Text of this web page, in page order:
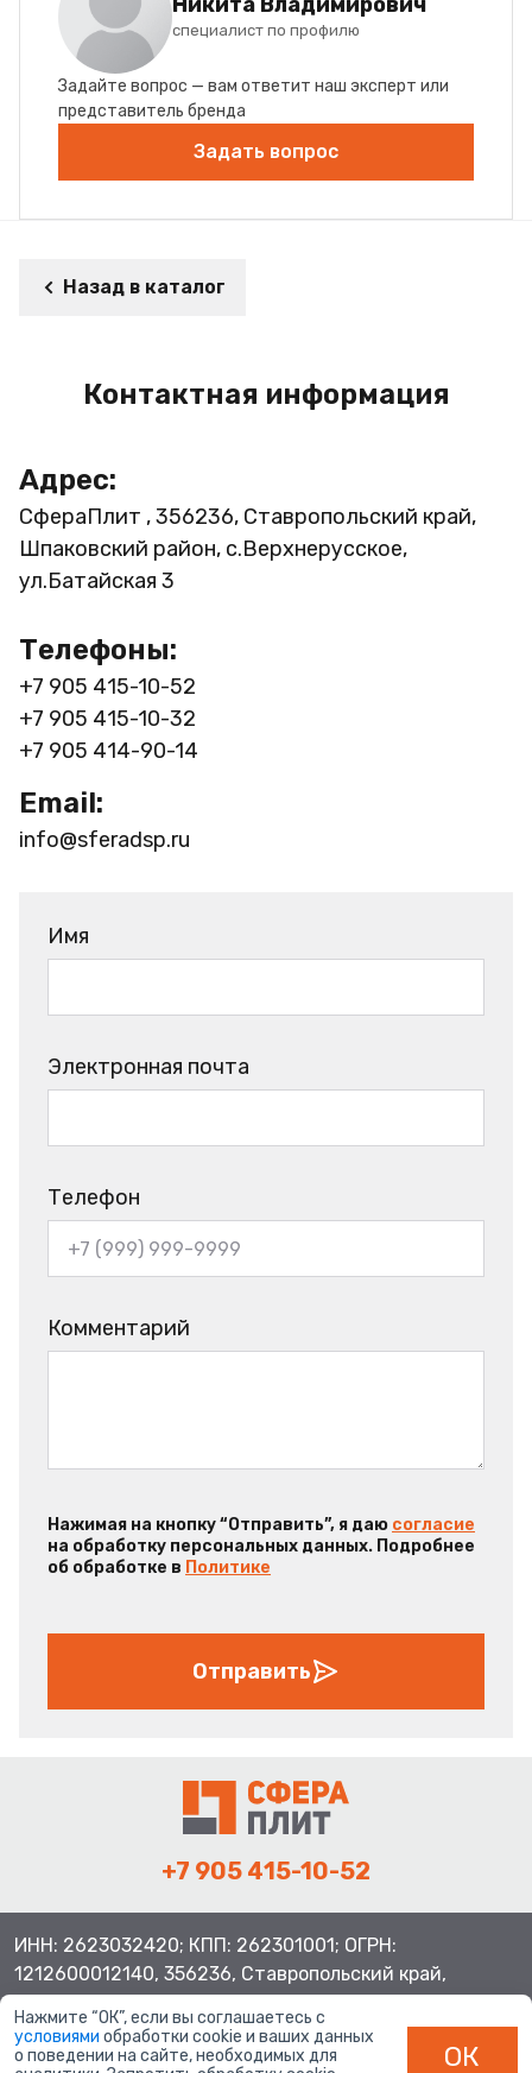
специалист по профилю
Задайте вопрос — вам ответит наш эксперт или
представитель бренда
Задать вопрос
Назад в каталог
Контактная информация
Адрес:
СфераПлит , 356236, Ставропольский край,
Шпаковский район, с.Верхнерусское,
ул.Батайская 3
Телефоны:
+7 905 415-10-52
+7 905 415-10-32
+7 905 414-90-14
Email:
info@sferadsp.ru
Имя
Электронная почта
Телефон
Комментарий
Нажимая на кнопку “Отправить”, я даю согласие
на обработку персональных данных. Подробнее
об обработке в Политике
Отправить
+7 905 415-10-52
ИНН: 2623032420; КПП: 262301001; ОГРН:
1212600012140, 356236, Ставропольский край,
Шпаковский район, с.Верхнерусское, ул.Батайская 3
Нажмите “ОК”, если вы соглашаетесь с
условиями обработки cookie и ваших данных
о поведении на сайте, необходимых для
ОК